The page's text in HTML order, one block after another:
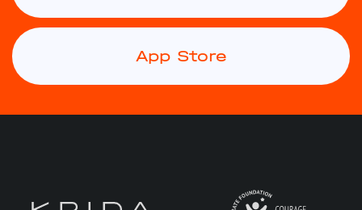
App Store